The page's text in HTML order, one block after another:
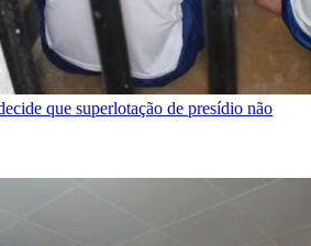
que superlotação de presídio não